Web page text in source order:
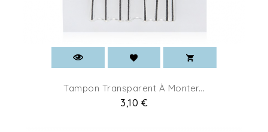
Tampon Transparent À Monter...
Pret
3,10 €